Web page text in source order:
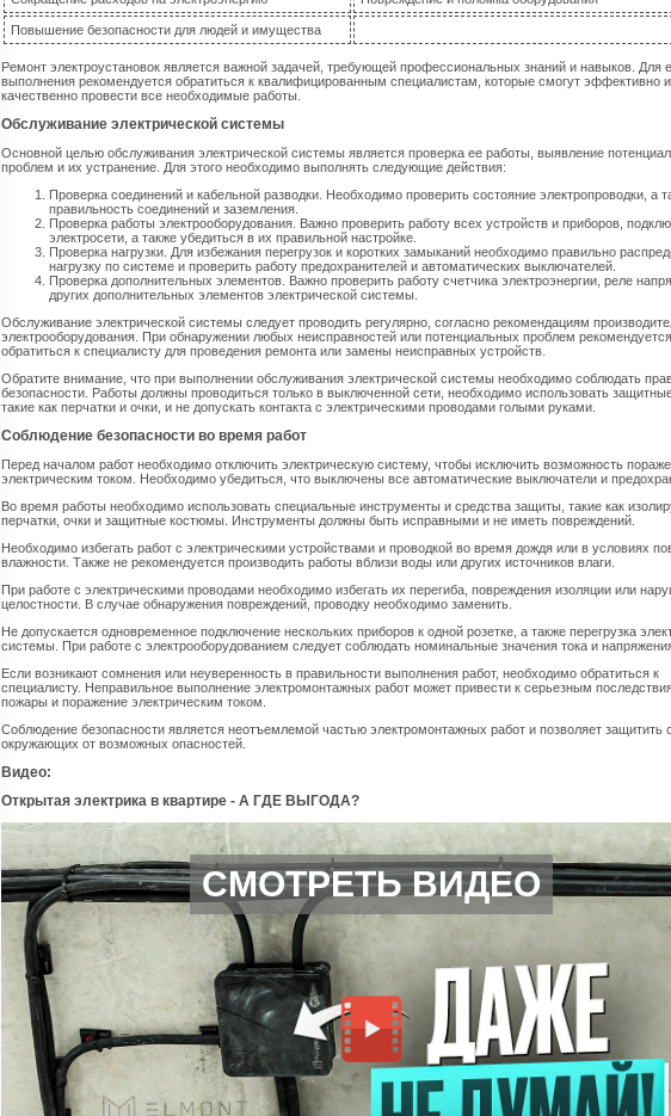
Повышение безопасности для людей и имущества
Ремонт электроустановок является важной задачей, требующей профессиональных знаний и навыков. Для
выполнения рекомендуется обратиться к квалифицированным специалистам, которые смогут эффективно и
качественно провести все необходимые работы.
Обслуживание электрической системы
Основной целью обслуживания электрической системы является проверка ее работы, выявление
проблем и их устранение. Для этого необходимо выполнять следующие действия:
Проверка соединений и кабельной разводки. Необходимо проверить состояние электропроводки, а
правильность соединений и заземления.
Проверка работы электрооборудования. Важно проверить работу всех устройств и приборов,
электросети, а также убедиться в их правильной настройке.
Проверка нагрузки. Для избежания перегрузок и коротких замыканий необходимо правильно
нагрузку по системе и проверить работу предохранителей и автоматических выключателей.
Проверка дополнительных элементов. Важно проверить работу счетчика электроэнергии, реле
других дополнительных элементов электрической системы.
Обслуживание электрической системы следует проводить регулярно, согласно рекомендациям
электрооборудования. При обнаружении любых неисправностей или потенциальных проблем рекомендуется
обратиться к специалисту для проведения ремонта или замены неисправных устройств.
Обратите внимание, что при выполнении обслуживания электрической системы необходимо соблюдать
безопасности. Работы должны проводиться только в выключенной сети, необходимо использовать
такие как перчатки и очки, и не допускать контакта с электрическими проводами голыми руками.
Соблюдение безопасности во время работ
Перед началом работ необходимо отключить электрическую систему, чтобы исключить возможность
электрическим током. Необходимо убедиться, что выключены все автоматические выключатели и
Во время работы необходимо использовать специальные инструменты и средства защиты, такие как
перчатки, очки и защитные костюмы. Инструменты должны быть исправными и не иметь повреждений.
Необходимо избегать работ с электрическими устройствами и проводкой во время дождя или в условиях
влажности. Также не рекомендуется производить работы вблизи воды или других источников влаги.
При работе с электрическими проводами необходимо избегать их перегиба, повреждения изоляции или
целостности. В случае обнаружения повреждений, проводку необходимо заменить.
Не допускается одновременное подключение нескольких приборов к одной розетке, а также перегрузка
системы. При работе с электрооборудованием следует соблюдать номинальные значения тока и
Если возникают сомнения или неуверенность в правильности выполнения работ, необходимо обратиться к
специалисту. Неправильное выполнение электромонтажных работ может привести к серьезным
пожары и поражение электрическим током.
Соблюдение безопасности является неотъемлемой частью электромонтажных работ и позволяет защитить
окружающих от возможных опасностей.
Видео:
Открытая электрика в квартире - А ГДЕ ВЫГОДА?
СМОТРЕТЬ ВИДЕО